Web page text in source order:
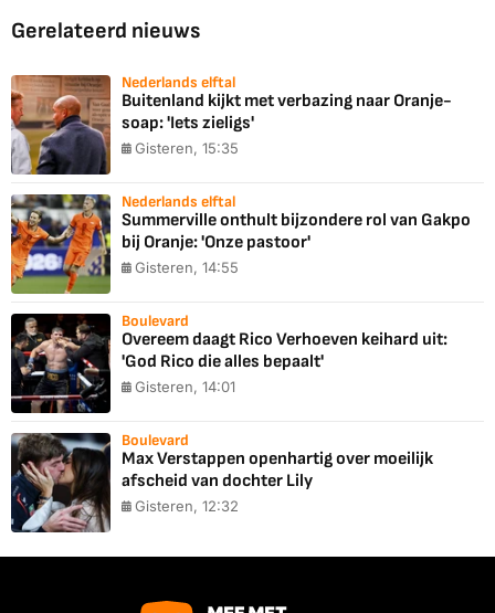
Gerelateerd nieuws
Nederlands elftal
Buitenland kijkt met verbazing naar Oranje-
soap: 'Iets zieligs'
Gisteren, 15:35
Nederlands elftal
Summerville onthult bijzondere rol van Gakpo
bij Oranje: 'Onze pastoor'
Gisteren, 14:55
Boulevard
Overeem daagt Rico Verhoeven keihard uit:
'God Rico die alles bepaalt'
Gisteren, 14:01
Boulevard
Max Verstappen openhartig over moeilijk
afscheid van dochter Lily
Gisteren, 12:32